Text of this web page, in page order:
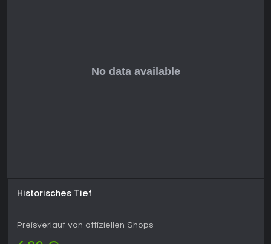
Historisches Tief
Preisverlauf von offiziellen Shops